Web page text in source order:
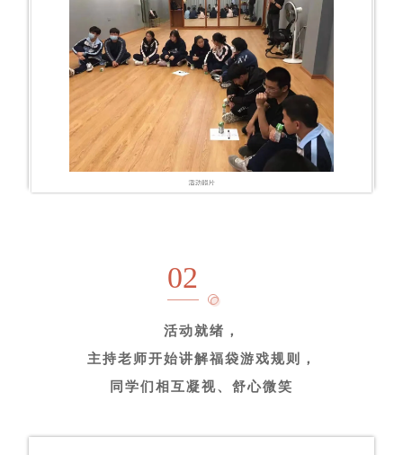
02
活动就绪，
主持老师开始讲解福袋游戏规则，
同学们相互凝视、舒心微笑